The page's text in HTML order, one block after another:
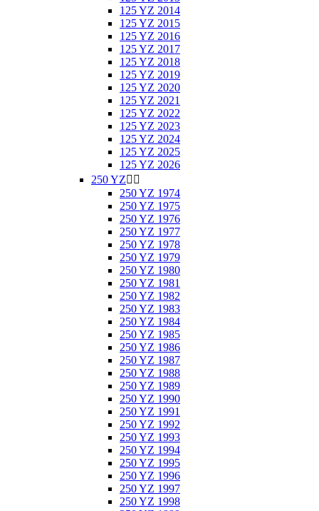
125 YZ 2014
125 YZ 2015
125 YZ 2016
125 YZ 2017
125 YZ 2018
125 YZ 2019
125 YZ 2020
125 YZ 2021
125 YZ 2022
125 YZ 2023
125 YZ 2024
125 YZ 2025
125 YZ 2026
250 YZ 
250 YZ 1974
250 YZ 1975
250 YZ 1976
250 YZ 1977
250 YZ 1978
250 YZ 1979
250 YZ 1980
250 YZ 1981
250 YZ 1982
250 YZ 1983
250 YZ 1984
250 YZ 1985
250 YZ 1986
250 YZ 1987
250 YZ 1988
250 YZ 1989
250 YZ 1990
250 YZ 1991
250 YZ 1992
250 YZ 1993
250 YZ 1994
250 YZ 1995
250 YZ 1996
250 YZ 1997
250 YZ 1998